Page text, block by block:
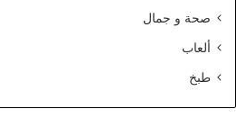
د صحة و جمال
ألعاب
طبخ